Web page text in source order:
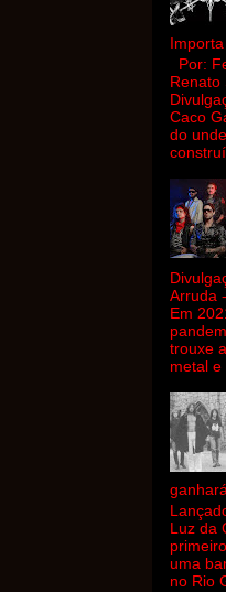
Importa
Por:
Renato
Caco
do
Arruda
Em
trouxe
metal e
Luz da
uma
no Rio